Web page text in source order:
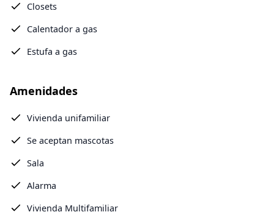
Closets
Calentador a gas
Estufa a gas
Amenidades
Vivienda unifamiliar
Se aceptan mascotas
Sala
Alarma
Vivienda Multifamiliar